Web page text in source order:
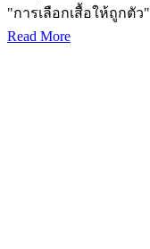
"การเลือกเสื้อให้ถูกตัว"
Read More